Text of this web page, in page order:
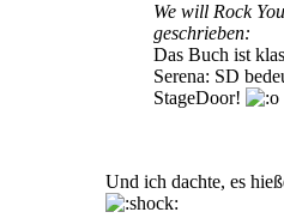
We will Rock
geschrieben:
Das Buch ist
Serena: SD
StageDoor!
Und ich dachte, es